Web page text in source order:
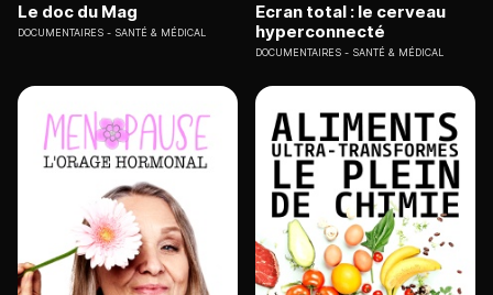
Le doc du Mag
DOCUMENTAIRES SANTÉ & MÉDICAL
Ecran total : le cerveau
hyperconnecté
DOCUMENTAIRES SANTÉ & MÉDICAL